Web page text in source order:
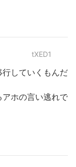
tXED1
していくもんだ
ホの言い逃れで